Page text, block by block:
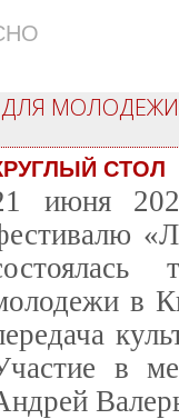
СТОЛ
июня
в
в